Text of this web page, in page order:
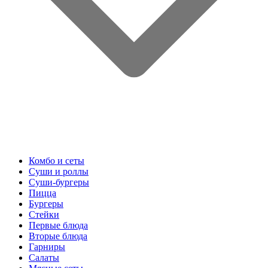
Комбо и сеты
Суши и роллы
Суши-бургеры
Пицца
Бургеры
Стейки
Первые блюда
Вторые блюда
Гарниры
Салаты